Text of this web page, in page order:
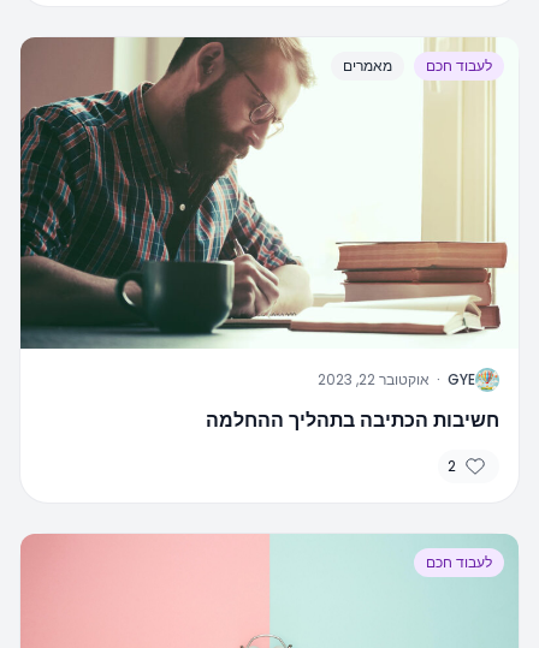
לעבוד חכם מאמרים
G
GYE
· אוקטובר 22, 2023
חשיבות הכתיבה בתהליך ההחלמה
2
לעבוד חכם